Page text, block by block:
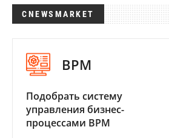
CNEWSMARKET
BPM
Подобрать систему
управления бизнес-
процессами BPM